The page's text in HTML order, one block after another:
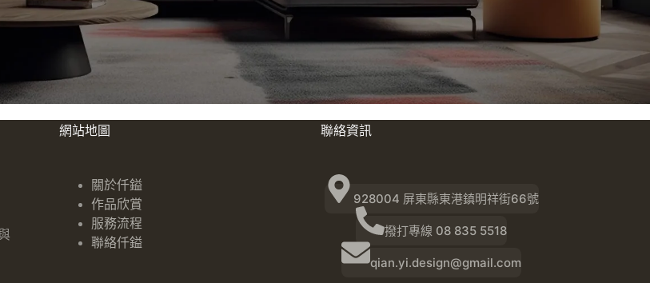
網站地圖
關於仟鎰
作品欣賞
服務流程
聯絡仟鎰
聯絡資訊
928004 屏東縣東港鎮明祥街66號
撥打專線 08 835 5518
qian.yi.design@gmail.com